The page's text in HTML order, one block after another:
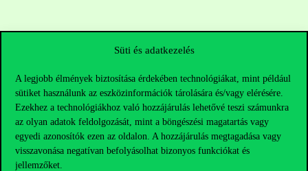
Süti és adatkezelés
A legjobb élmények biztosítása érdekében technológiákat, mint például
sütiket használunk az eszközinformációk tárolására és/vagy elérésére.
Ezekhez a technológiákhoz való hozzájárulás lehetővé teszi számunkra
az olyan adatok feldolgozását, mint a böngészési magatartás vagy
egyedi azonosítók ezen az oldalon. A hozzájárulás megtagadása vagy
visszavonása negatívan befolyásolhat bizonyos funkciókat és
jellemzőket.
Hasznos linkek
Nyitvatartás